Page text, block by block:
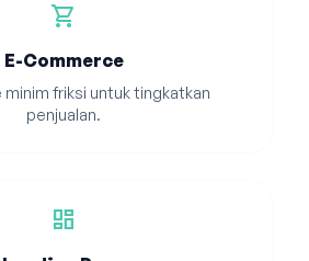
shopping_cart
E-Commerce
minim friksi untuk tingkatkan
penjualan.
dashboard